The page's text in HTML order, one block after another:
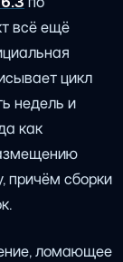
всё ещё
цикл
недель и
как
причём сборки
ломающее